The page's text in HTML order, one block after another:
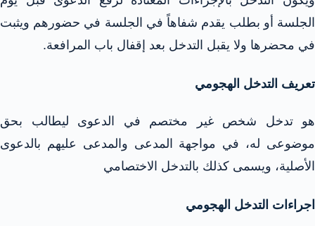
الجلسة أو بطلب يقدم شفاهاً في الجلسة في حضورهم ويثبت
في محضرها ولا يقبل التدخل بعد إقفال باب المرافعة.
تعريف التدخل الهجومي
هو تدخل شخص غير مختصم في الدعوى ليطالب بحق
موضوعى له، في مواجهة المدعى والمدعى عليهم بالدعوى
الأصلية، ويسمى كذلك بالتدخل الاختصامي
اجراءات التدخل الهجومي